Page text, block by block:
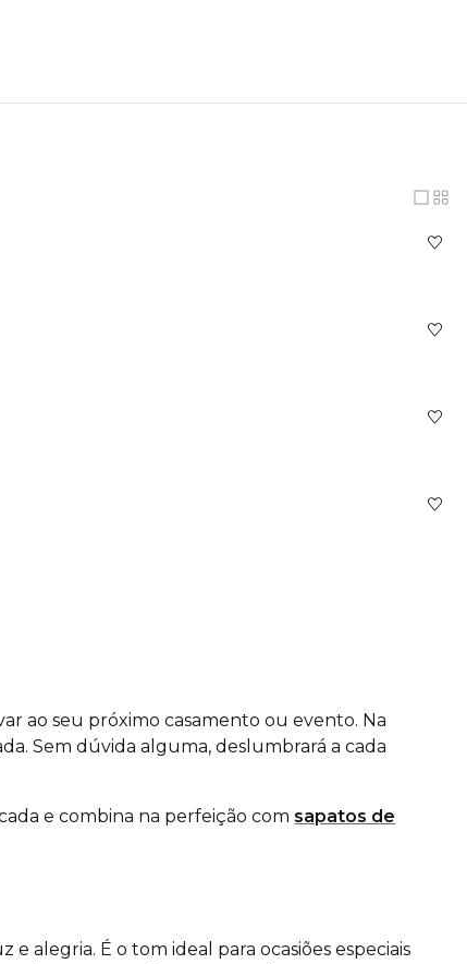
ao seu próximo casamento ou evento. Na
Sem dúvida alguma, deslumbrará a cada
e combina na perfeição com sapatos de
É o tom ideal para ocasiões especiais